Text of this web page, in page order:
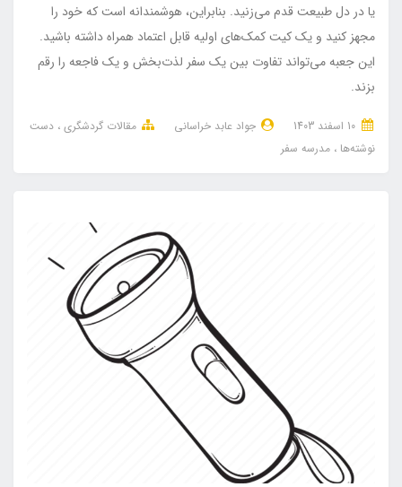
یا در دل طبیعت قدم می‌زنید. بنابراین، هوشمندانه است که خود را
مجهز کنید و یک کیت کمک‌های اولیه قابل اعتماد همراه داشته باشید.
این جعبه می‌تواند تفاوت بین یک سفر لذت‌بخش و یک فاجعه را رقم
بزند.
جواد عابد خراسانی مقالات گردشگری دست
نوشته‌ها
مدرسه سفر